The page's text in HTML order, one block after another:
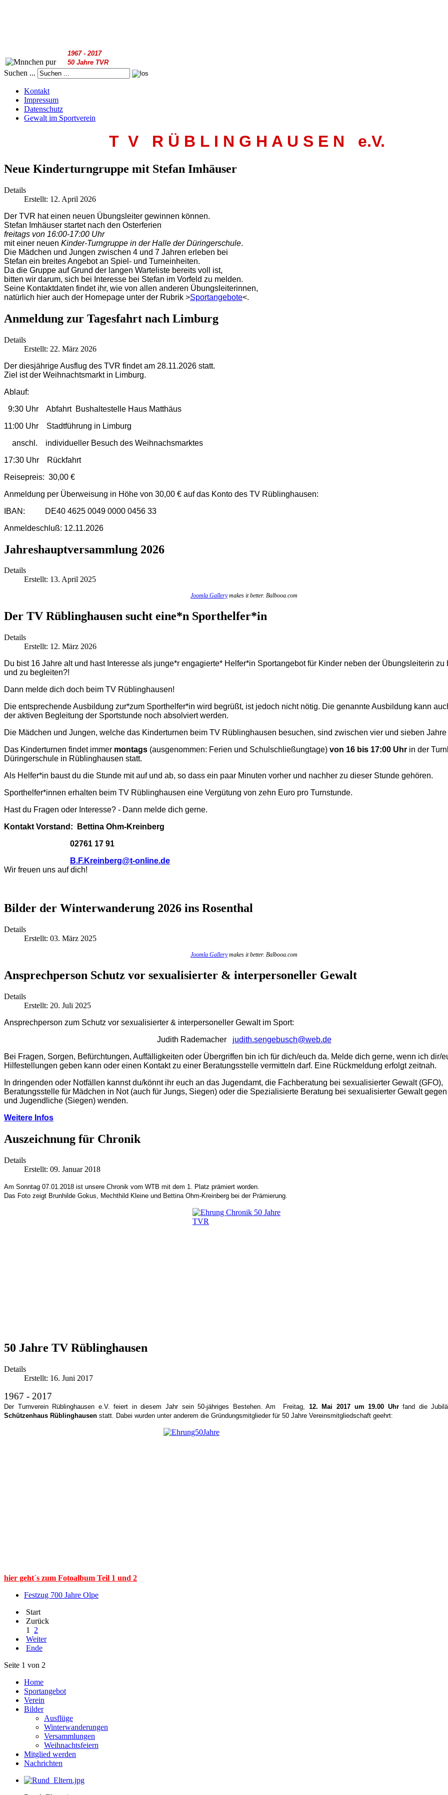
1967 - 2017
50 Jahre TVR
Suchen ...
Kontakt
Impressum
Datenschutz
Gewalt im Sportverein
T V R Ü B L I N G H A U S E N e.V.
Neue Kinderturngruppe mit Stefan Imhäuser
Details
Erstellt: 12. April 2026
Der TVR hat einen neuen Übungsleiter gewinnen können.
Stefan Imhäuser startet nach den Osterferien
freitags von 16:00-17:00 Uhr
mit einer neuen Kinder-Turngruppe in der Halle der Düringerschule.
Die Mädchen und Jungen zwischen 4 und 7 Jahren erleben bei
Stefan ein breites Angebot an Spiel- und Turneinheiten.
Da die Gruppe auf Grund der langen Warteliste bereits voll ist,
bitten wir darum, sich bei Interesse bei Stefan im Vorfeld zu melden.
Seine Kontaktdaten findet ihr, wie von allen anderen Übungsleiterinnen,
natürlich hier auch der Homepage unter der Rubrik >Sportangebote<.
Anmeldung zur Tagesfahrt nach Limburg
Details
Erstellt: 22. März 2026
Der diesjährige Ausflug des TVR findet am 28.11.2026 statt.
Ziel ist der Weihnachtsmarkt in Limburg.
Ablauf:
9:30 Uhr Abfahrt Bushaltestelle Haus Matthäus
11:00 Uhr Stadtführung in Limburg
anschl. individueller Besuch des Weihnachsmarktes
17:30 Uhr Rückfahrt
Reisepreis: 30,00 €
Anmeldung per Überweisung in Höhe von 30,00 € auf das Konto des TV Rüblinghausen:
IBAN: DE40 4625 0049 0000 0456 33
Anmeldeschluß: 12.11.2026
Jahreshauptversammlung 2026
Details
Erstellt: 13. April 2025
Joomla Gallerymakes it better. Balbooa.com
Der TV Rüblinghausen sucht eine*n Sporthelfer*in
Details
Erstellt: 12. März 2026
Du bist 16 Jahre alt und hast Interesse als junge*r engagierte* Helfer*in Sportangebot für Kinder neben der Übungsleiterin zu
und zu begleiten?!
Dann melde dich doch beim TV Rüblinghausen!
Die entsprechende Ausbildung zur*zum Sporthelfer*in wird begrüßt, ist jedoch nicht nötig. Die genannte Ausbildung kann
der aktiven Begleitung der Sportstunde noch absolviert werden.
Die Mädchen und Jungen, welche das Kinderturnen beim TV Rüblinghausen besuchen, sind zwischen vier und sieben Jahre
Das Kinderturnen findet immer montags (ausgenommen: Ferien und Schulschließungtage) von 16 bis 17:00 Uhr in der
Düringerschule in Rüblinghausen statt.
Als Helfer*in baust du die Stunde mit auf und ab, so dass ein paar Minuten vorher und nachher zu dieser Stunde gehören.
Sporthelfer*innen erhalten beim TV Rüblinghausen eine Vergütung von zehn Euro pro Turnstunde.
Hast du Fragen oder Interesse? - Dann melde dich gerne.
Kontakt Vorstand: Bettina Ohm-Kreinberg
02761 17 91
B.F.Kreinberg@t-online.de
Wir freuen uns auf dich!
Bilder der Winterwanderung 2026 ins Rosenthal
Details
Erstellt: 03. März 2025
Joomla Gallerymakes it better. Balbooa.com
Ansprechperson Schutz vor sexualisierter & interpersoneller Gewalt
Details
Erstellt: 20. Juli 2025
Ansprechperson zum Schutz vor sexualisierter & interpersoneller Gewalt im Sport:
Judith Rademacher judith.sengebusch@web.de
Bei Fragen, Sorgen, Befürchtungen, Auffälligkeiten oder Übergriffen bin ich für dich/euch da. Melde dich gerne, wenn ich dir/
Hilfestellungen geben kann oder einen Kontakt zu einer Beratungsstelle vermitteln darf. Eine Rückmeldung erfolgt zeitnah.
In dringenden oder Notfällen kannst du/könnt ihr euch an das Jugendamt, die Fachberatung bei sexualisierter Gewalt (GFO),
Beratungsstelle für Mädchen in Not (auch für Jungs, Siegen) oder die Spezialisierte Beratung bei sexualisierter Gewalt
und Jugendliche (Siegen) wenden.
Weitere Infos
Auszeichnung für Chronik
Details
Erstellt: 09. Januar 2018
Am Sonntag 07.01.2018 ist unsere Chronik vom WTB mit dem 1. Platz prämiert worden.
Das Foto zeigt Brunhilde Gokus, Mechthild Kleine und Bettina Ohm-Kreinberg bei der Prämierung.
50 Jahre TV Rüblinghausen
Details
Erstellt: 16. Juni 2017
1967 - 2017
Der Turnverein Rüblinghausen e.V. feiert in diesem Jahr sein 50-jähriges Bestehen. Am Freitag, 12. Mai 2017 um 19.00 Uhrfand die
Schützenhaus Rüblinghausen statt. Dabei wurden unter anderem die Gründungsmitglieder für 50 Jahre Vereinsmitgliedschaft geehrt:
hier geht´s zum Fotoalbum Teil 1 und 2
Festzug 700 Jahre Olpe
Start
Zurück
1
2
Weiter
Ende
Seite 1 von 2
Home
Sportangebot
Verein
Bilder
Ausflüge
Winterwanderungen
Versammlungen
Weihnachtsfeiern
Mitglied werden
Nachrichten